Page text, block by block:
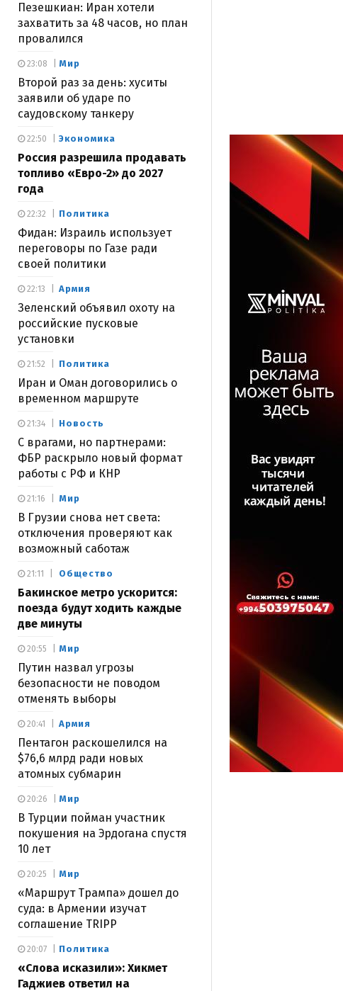
Пезешкиан: Иран хотели
захватить за 48 часов, но план
провалился
Мир
Второй раз за день: хуситы
заявили об ударе по
саудовскому танкеру
23:08
Экономика
Россия разрешила продавать
топливо «Евро-2» до 2027
года
22:50
Политика
Фидан: Израиль использует
переговоры по Газе ради
своей политики
22:32
Армия
Зеленский объявил охоту на
российские пусковые
установки
22:13
Политика
Иран и Оман договорились о
временном маршруте
21:52
Новость
С врагами, но партнерами:
ФБР раскрыло новый формат
работы с РФ и КНР
21:34
Мир
В Грузии снова нет света:
отключения проверяют как
возможный саботаж
21:16
Общество
Бакинское метро ускорится:
поезда будут ходить каждые
две минуты
21:11
Мир
Путин назвал угрозы
безопасности не поводом
отменять выборы
20:55
Армия
Пентагон раскошелился на
$76,6 млрд ради новых
атомных субмарин
20:41
Мир
В Турции пойман участник
покушения на Эрдогана спустя
10 лет
20:26
Мир
«Маршрут Трампа» дошел до
суда: в Армении изучат
соглашение TRIPP
20:25
Политика
«Слова исказили»: Хикмет
Гаджиев ответил на
20:07